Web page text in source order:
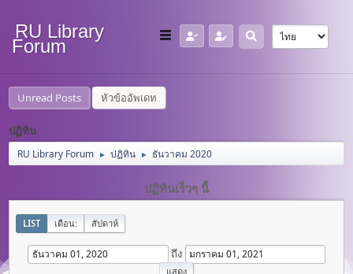
RU Library
Forum
Unread Posts หัวข้ออัพเดท
ปฏิทิน
RU Library Forum ► ปฏิทิน ► ธันวาคม 2020
ปฏิทินเร็วๆ นี้
LIST เดือน: สัปดาห์
ถึง